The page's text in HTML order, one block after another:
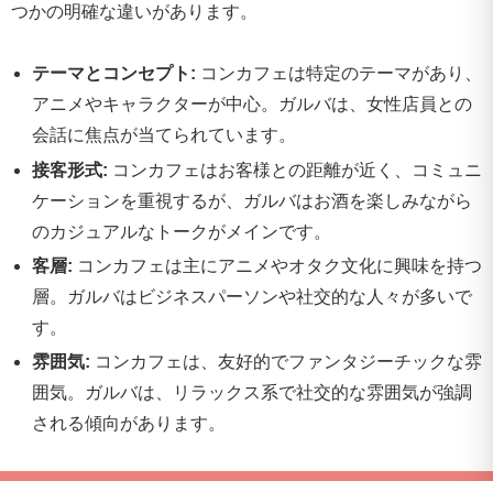
つかの明確な違いがあります。
テーマとコンセプト: コンカフェは特定のテーマがあり、
アニメやキャラクターが中心。ガルバは、女性店員との
会話に焦点が当てられています。
接客形式: コンカフェはお客様との距離が近く、コミュニ
ケーションを重視するが、ガルバはお酒を楽しみながら
のカジュアルなトークがメインです。
客層: コンカフェは主にアニメやオタク文化に興味を持つ
層。ガルバはビジネスパーソンや社交的な人々が多いで
す。
雰囲気: コンカフェは、友好的でファンタジーチックな雰
囲気。ガルバは、リラックス系で社交的な雰囲気が強調
される傾向があります。